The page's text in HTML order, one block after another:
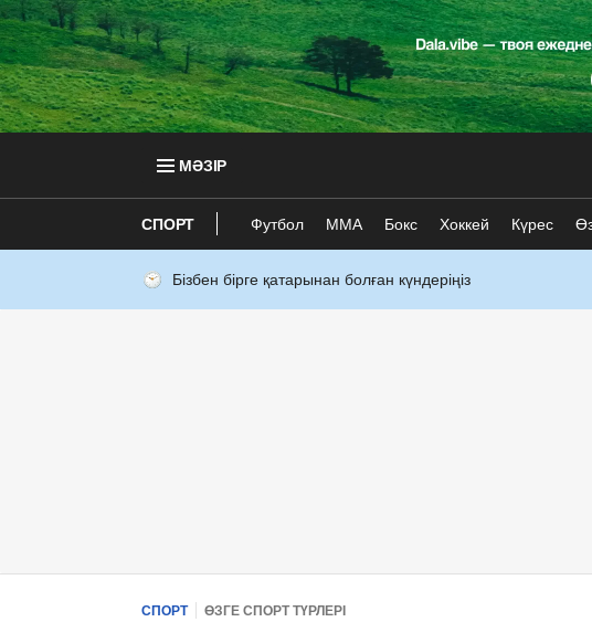
МӘЗІР
СПОРТ Футбол ММА Бокс Хоккей Күрес
Бізбен бірге қатарынан болған күндеріңіз
СПОРТ ӨЗГЕ СПОРТ ТҮРЛЕРІ